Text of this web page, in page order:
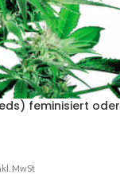
feminisiert oder
MwSt